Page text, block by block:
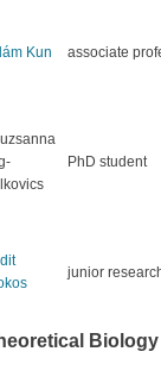
Kun associate
PhD student
junior